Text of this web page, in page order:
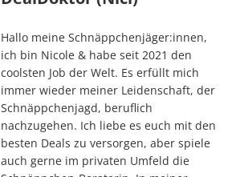
Hallo meine Schnäppchenjäger:innen,
ich bin Nicole & habe seit 2021 den
coolsten Job der Welt. Es erfüllt mich
immer wieder meiner Leidenschaft, der
Schnäppchenjagd, beruflich
nachzugehen. Ich liebe es euch mit den
besten Deals zu versorgen, aber spiele
auch gerne im privaten Umfeld die